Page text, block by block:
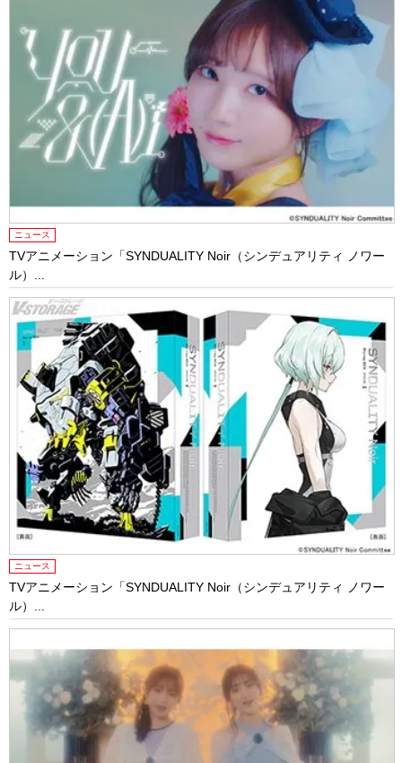
ニュース
TVアニメーション「SYNDUALITY Noir（シンデュアリティ ノワー
ル）...
ニュース
TVアニメーション「SYNDUALITY Noir（シンデュアリティ ノワー
ル）...